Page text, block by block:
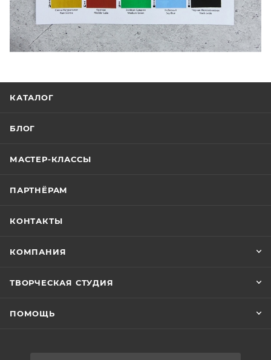
КАТАЛОГ
БЛОГ
МАСТЕР-КЛАССЫ
ПАРТНЁРАМ
КОНТАКТЫ
КОМПАНИЯ
ТВОРЧЕСКАЯ СТУДИЯ
ПОМОЩЬ